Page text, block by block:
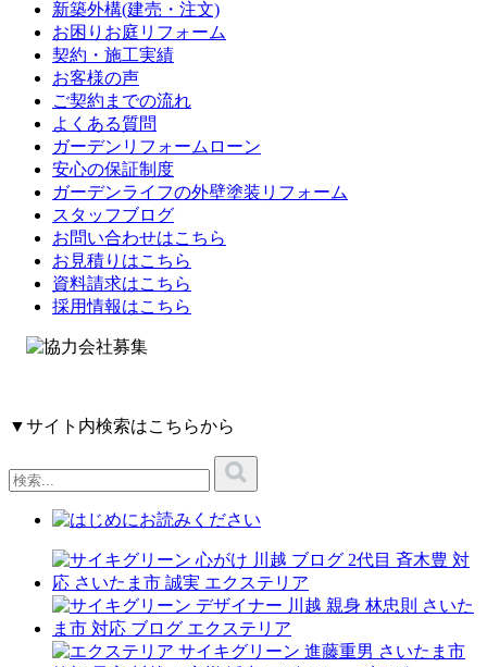
新築外構(建売・注文)
お困りお庭リフォーム
契約・施工実績
お客様の声
ご契約までの流れ
よくある質問
ガーデンリフォームローン
安心の保証制度
ガーデンライフの外壁塗装リフォーム
スタッフブログ
お問い合わせはこちら
お見積りはこちら
資料請求はこちら
採用情報はこちら
▼サイト内検索はこちらから